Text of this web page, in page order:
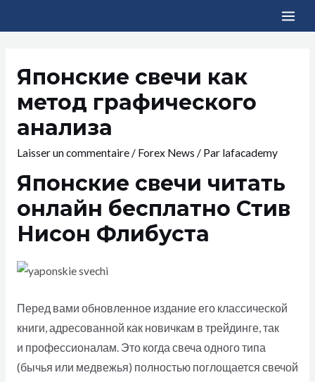
Японские свечи как
метод графического
анализа
Laisser un commentaire/ Forex News / Par lafacademy
Японские свечи читать
онлайн бесплатно Стив
Нисон Флибуста
Перед вами обновленное издание его классической
книги, адресованной как новичкам в трейдинге, так
и профессионалам. Это когда свеча одного типа
(бычья или медвежья) полностью поглощается свечой